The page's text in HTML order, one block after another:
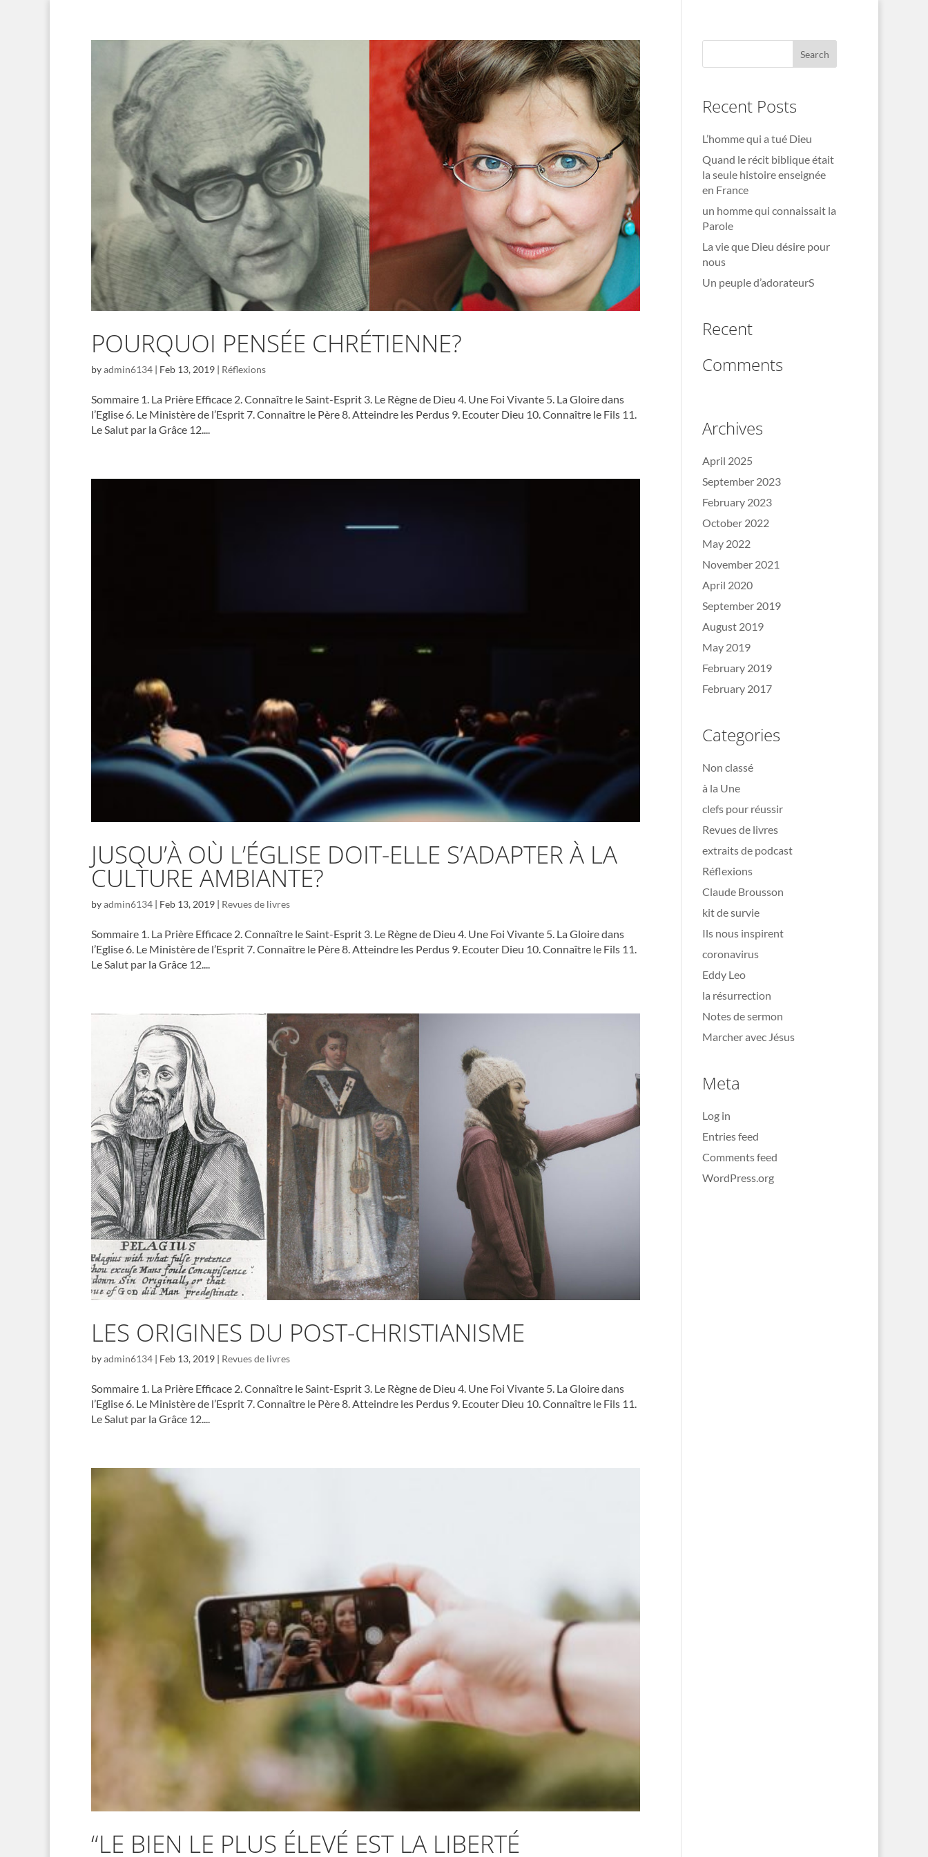
POURQUOI PENSÉE CHRÉTIENNE?
byadmin6134 | Feb 13, 2019 | Réflexions
Sommaire 1. La Prière Efficace 2. Connaître le Saint-Esprit 3. Le Règne de Dieu 4. Une Foi Vivante 5. La Gloire dans
l’Eglise 6. Le Ministère de l’Esprit 7. Connaître le Père 8. Atteindre les Perdus 9. Ecouter Dieu 10. Connaître le Fils 11.
Le Salut par la Grâce 12....
JUSQU’À OÙ L’ÉGLISE DOIT-ELLE S’ADAPTER À LA
CULTURE AMBIANTE?
byadmin6134 | Feb 13, 2019 | Revues de livres
Sommaire 1. La Prière Efficace 2. Connaître le Saint-Esprit 3. Le Règne de Dieu 4. Une Foi Vivante 5. La Gloire dans
l’Eglise 6. Le Ministère de l’Esprit 7. Connaître le Père 8. Atteindre les Perdus 9. Ecouter Dieu 10. Connaître le Fils 11.
Le Salut par la Grâce 12....
LES ORIGINES DU POST-CHRISTIANISME
byadmin6134 | Feb 13, 2019 | Revues de livres
Sommaire 1. La Prière Efficace 2. Connaître le Saint-Esprit 3. Le Règne de Dieu 4. Une Foi Vivante 5. La Gloire dans
l’Eglise 6. Le Ministère de l’Esprit 7. Connaître le Père 8. Atteindre les Perdus 9. Ecouter Dieu 10. Connaître le Fils 11.
Le Salut par la Grâce 12....
“LE BIEN LE PLUS ÉLEVÉ EST LA LIBERTÉ
Recent Posts
L’homme qui a tué Dieu
Quand le récit biblique était
la seule histoire enseignée
en France
un homme qui connaissait la
Parole
La vie que Dieu désire pour
nous
Un peuple d’adorateurS
Recent
Comments
Archives
April 2025
September 2023
February 2023
October 2022
May 2022
November 2021
April 2020
September 2019
August 2019
May 2019
February 2019
February 2017
Categories
Non classé
à la Une
clefs pour réussir
Revues de livres
extraits de podcast
Réflexions
Claude Brousson
kit de survie
Ils nous inspirent
coronavirus
Eddy Leo
la résurrection
Notes de sermon
Marcher avec Jésus
Meta
Log in
Entries feed
Comments feed
WordPress.org